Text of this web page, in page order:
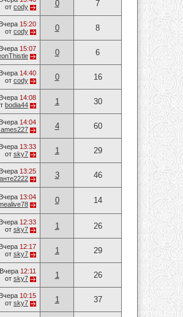
от cody 0 7
15:20
от cody 0 8
15:07
0 6
14:40
от cody 0 16
14:08
bodia44 1 30
14:04
4 60
13:33
от sky7 1 29
13:25
3 46
13:04
0 14
12:33
от sky7 1 26
12:17
от sky7 1 29
Вчера 12:11
от sky7 1 26
10:15
от sky7 1 37